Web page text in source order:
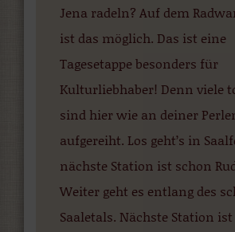
Jena radeln? Auf dem
ist das möglich. Das ist eine
Tagesetappe besonders für
Kulturliebhaber! Denn viele
sind hier wie an deiner
aufgereiht. Los geht’s in
nächste Station ist schon
Weiter geht es entlang des
Saaletals. Nächste Station ist